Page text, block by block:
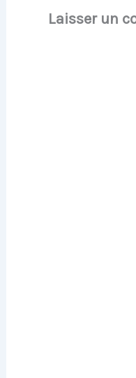
Laisser un